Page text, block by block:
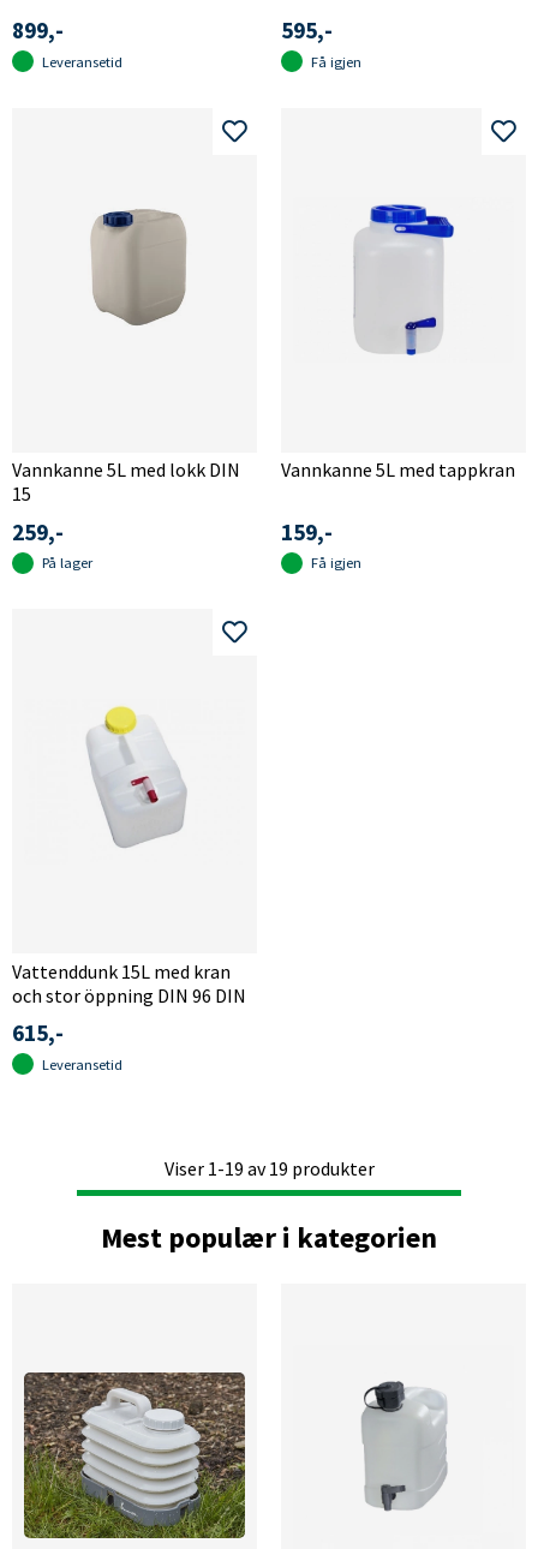
899,-
Leveransetid
595,-
Få igjen
Vannkanne 5L med lokk DIN
15
259,-
På lager
Vannkanne 5L med tappkran
159,-
Få igjen
Vattenddunk 15L med kran
och stor öppning DIN 96 DIN
615,-
Leveransetid
Viser 1-19 av19 produkter
Mest populær i kategorien